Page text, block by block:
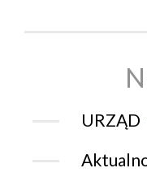
URZĄD